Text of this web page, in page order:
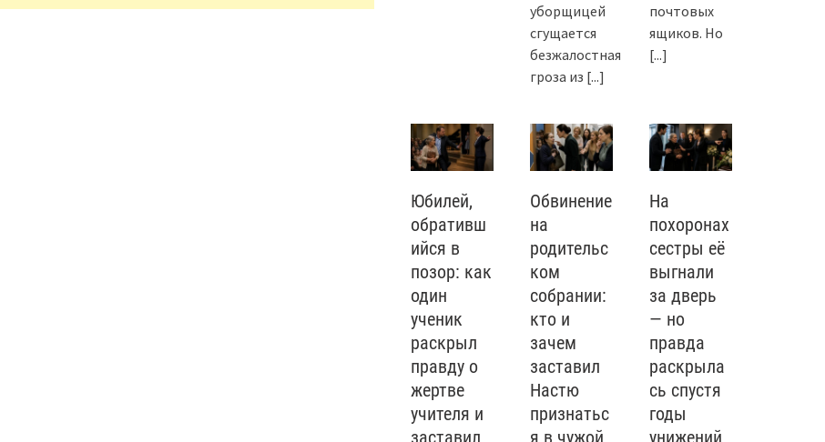
уборщицей
сгущается
безжалостная
гроза из [...]
почтовых
ящиков. Но
[...]
Юбилей,
обративш
ийся в
позор: как
один
ученик
раскрыл
правду о
жертве
учителя и
заставил
Обвинение
на
родительс
ком
собрании:
кто и
зачем
заставил
Настю
признатьс
я в чужой
На
похоронах
сестры её
выгнали
за дверь
— но
правда
раскрыла
сь спустя
годы
унижений